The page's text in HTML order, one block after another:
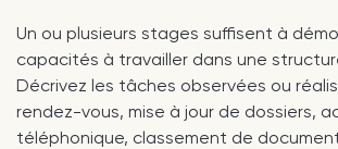
Un ou plusieurs stages suffisent à
capacités à travailler dans une
Décrivez les tâches observées ou
rendez-vous, mise à jour de dossiers,
téléphonique, classement de